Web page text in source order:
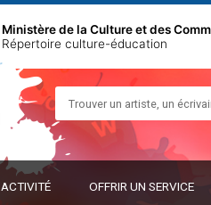
Ministère de la Culture et des
Répertoire culture-éducation
OUVRIR
OFFRIR UN SERVICE